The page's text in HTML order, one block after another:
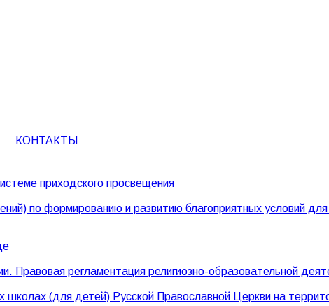
КОНТАКТЫ
приходского просвещения
по формированию и развитию благоприятных условий
Правовая регламентация религиозно-образовательной
школах (для детей) Русской Православной Церкви на